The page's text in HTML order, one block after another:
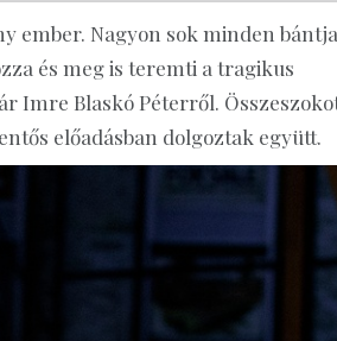
ember. Nagyon sok minden
és meg is teremti a tragikus
Imre Blaskó Péterről.
előadásban dolgoztak együtt.